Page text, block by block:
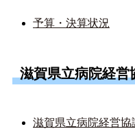
予算・決算状況
滋賀県立病院経営
滋賀県立病院経営協